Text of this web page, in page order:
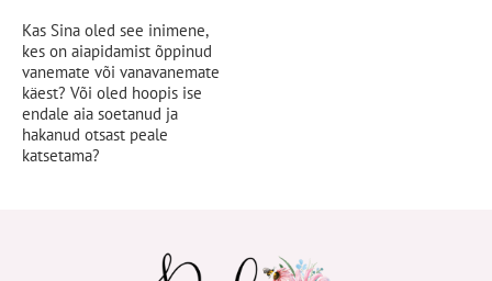
Kas Sina oled see inimene,
kes on aiapidamist õppinud
vanemate või vanavanemate
käest? Või oled hoopis ise
endale aia soetanud ja
hakanud otsast peale
katsetama?